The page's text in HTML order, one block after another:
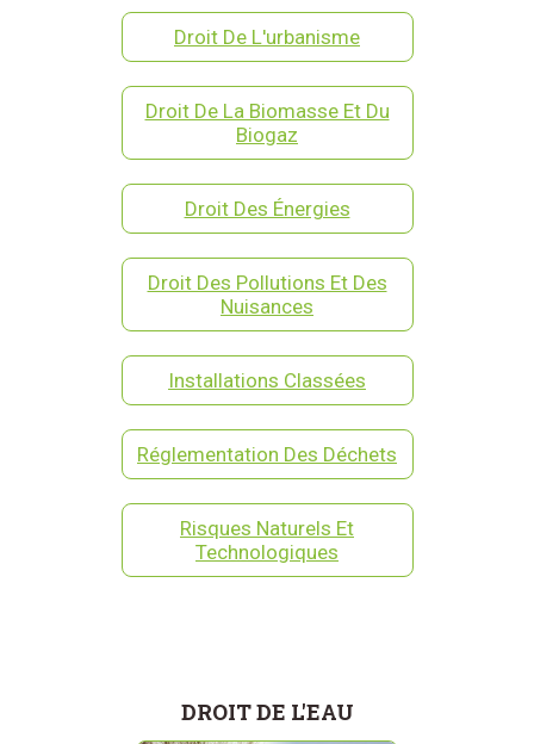
Droit De L'urbanisme
Droit De La Biomasse Et Du
Biogaz
Droit Des Énergies
Droit Des Pollutions Et Des
Nuisances
Installations Classées
Réglementation Des Déchets
Risques Naturels Et
Technologiques
DROIT DE L'EAU